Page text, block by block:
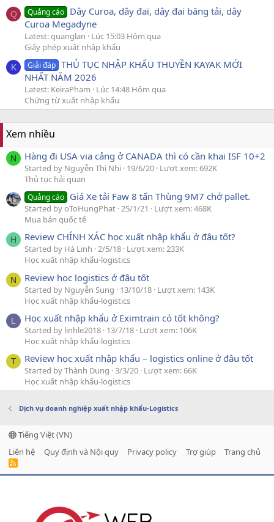
Q Quảng cáo Dây Curoa, dây đai, dây đai băng tải, dây
Curoa Megadyne
Latest: quanglan
Lúc 15:03 Hôm qua
Giấy phép xuất nhập khẩu
K Giải đáp THỦ TỤC NHẬP KHẨU THUYỀN KAYAK MỚI
NHẤT NĂM 2026
Latest: KeiraPham
Lúc 14:48 Hôm qua
Chứng từ xuất nhập khẩu
Xem nhiều
N Hàng đi USA via cảng ở CANADA thì có cần khai ISF 10+2
Started by Nguyễn Thị Nhi 19/6/20 Lượt xem: 692K
Thủ tục hải quan
Quảng cáo Giá Xe tải Faw 8 tấn Thùng 9M7 chở pallet.
Started by oToHungPhat 25/1/21
Lượt xem: 468K
Mua bán quốc tế
H Review CHÍNH XÁC học xuất nhập khẩu ở đâu tốt?
Started by Hà Linh 2/5/18 Lượt xem: 233K
Học xuất nhập khẩu-logistics
N Review học logistics ở đâu tốt
Started by Nguyễn Sung 13/10/18 Lượt xem: 143K
Học xuất nhập khẩu-logistics
L Học xuất nhập khẩu ở Eximtrain có tốt không?
Started by linhle2018 13/7/18 Lượt xem: 106K
Học xuất nhập khẩu-logistics
T Review học xuất nhập khẩu – logistics online ở đâu tốt
Started by Thành Dung 3/3/20 Lượt xem: 66K
Học xuất nhập khẩu-logistics
Dịch vụ doanh nghiệp xuất nhập khẩu-Logistics
Tiếng Việt (VN)
Liên hệ
Quy định và Nội quy Privacy policy Trợ giúp Trang chủ
R